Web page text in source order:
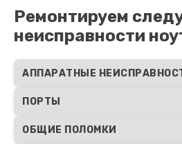
Ремонтируем
неисправности
АППАРАТНЫЕ
ПОРТЫ
ОБЩИЕ ПОЛОМКИ